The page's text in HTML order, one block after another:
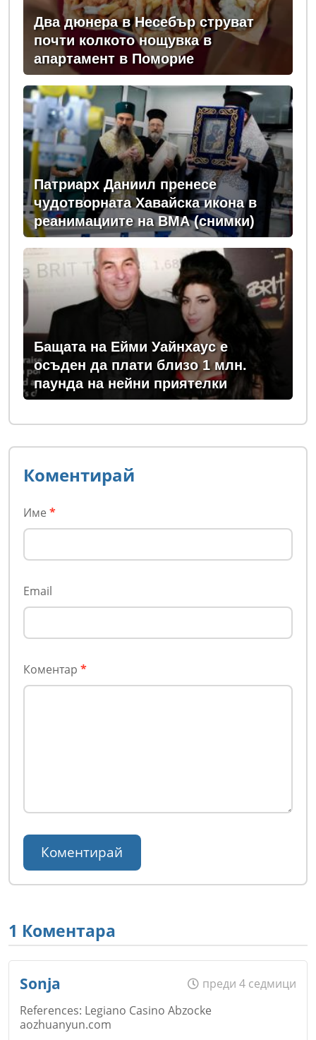
Два дюнера в Несебър струват
почти колкото нощувка в
апартамент в Поморие
Патриарх Даниил пренесе
чудотворната Хавайска икона в
реанимациите на ВМА (снимки)
Бащата на Ейми Уайнхаус е
осъден да плати близо 1 млн.
паунда на нейни приятелки
Коментирай
Име *
Email
Коментар *
1 Коментара
Sonja
преди 4 седмици
References: Legiano Casino Abzocke
aozhuanyun.com